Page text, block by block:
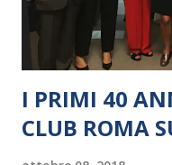
I PRIMI 40
CLUB ROMA